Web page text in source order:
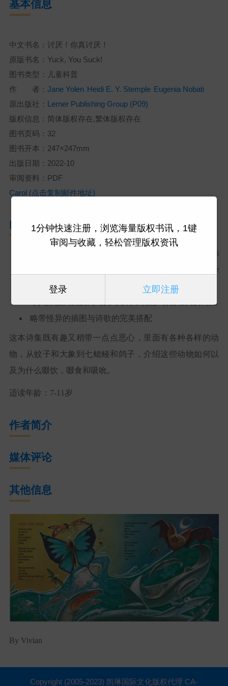
基本信息
中文书名：讨厌！你真讨厌！
原版书名：Yuck, You Suck!
图书类型：儿童科普
作 者： Jane Yolen Heidi E. Y. Stemple Eugenia Nobati
原出版社： Lerner Publishing Group (P09)
版权信息：简体版权存在,繁体版权存在
图书页码：32
图书开本：247×247mm
出版日期：2022-10
审阅资料：PDF
Carol (点击复制邮件地址)
内容简介
Jane Yolen, Heidi E. Y. Stemple, and Eugenia Nobati
Ek, You Ree
），获得了
令人捧腹大笑的同时又可以学到很多动物相关的词汇
略带怪异的插图与诗歌的完美搭配
这本诗集既有趣又稍带一点点恶心，里面有各种各样的动
物，从蚊子和大象到七鳃鳗和鸽子，介绍这些动物如何以
及为什么啜饮，啜食和吸吮。
适读年龄：7-11岁
作者简介
媒体评论
其他信息
By Vivian
Copyright (2005-2023) 凯琳国际文化版权代理 CA-
1分钟快速注册，浏览海量版权书讯，1键
审阅与收藏，轻松管理版权资讯
登录 立即注册